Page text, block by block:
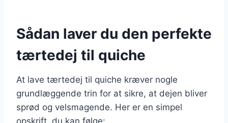
Sådan laver du den perfekte
tærtedej til quiche
At lave tærtedej til quiche kræver nogle
grundlæggende trin for at sikre, at dejen bliver
sprød og velsmagende. Her er en simpel
opskrift, du kan følge: